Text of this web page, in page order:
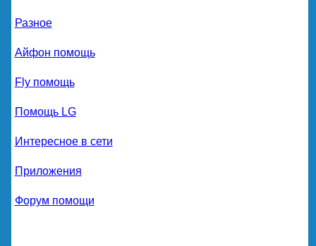
Разное
Айфон помощь
Fly помощь
Помощь LG
Интересное в сети
Приложения
Форум помощи